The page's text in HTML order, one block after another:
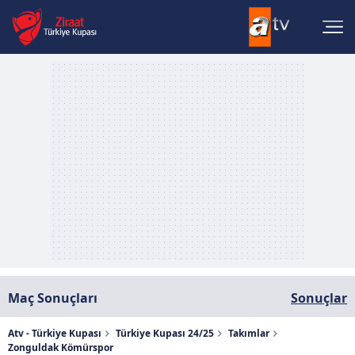
Maç Sonuçları Sonuçlar
Atv - Türkiye Kupası Türkiye Kupası 24/25
Takımlar
Zonguldak Kömürspor